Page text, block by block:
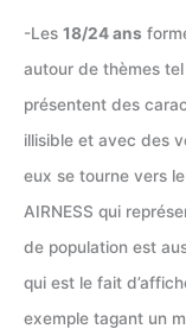
-Les 18/24 ans
autour de thèmes
présentent des
illisible et avec des
eux se tourne vers
AIRNESS qui
de population est
qui est le fait
exemple tagant un